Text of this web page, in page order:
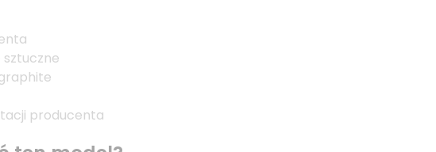
producenta